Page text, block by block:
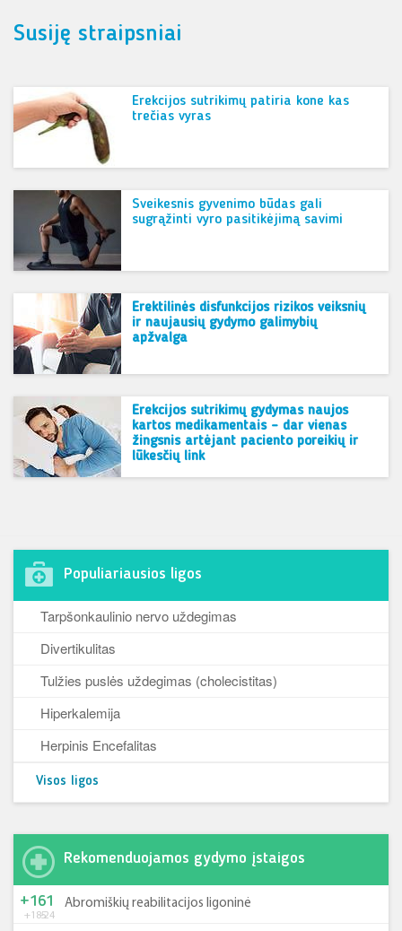
Susiję straipsniai
Erekcijos sutrikimų patiria kone kas
trečias vyras
Sveikesnis gyvenimo būdas gali
sugrąžinti vyro pasitikėjimą savimi
Erektilinės disfunkcijos rizikos veiksnių
ir naujausių gydymo galimybių
apžvalga
Erekcijos sutrikimų gydymas naujos
kartos medikamentais – dar vienas
žingsnis artėjant paciento poreikių ir
lūkesčių link
Populiariausios ligos
Tarpšonkaulinio nervo uždegimas
Divertikulitas
Tulžies puslės uždegimas (cholecistitas)
Hiperkalemija
Herpinis Encefalitas
Visos ligos
Rekomenduojamos gydymo įstaigos
+185-24
+161 Abromiškių reabilitacijos ligoninė